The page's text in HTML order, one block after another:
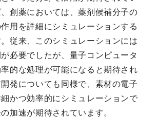
創薬においては、薬剤候補分子の
用を詳細にシミュレーションする
従来、このシミュレーションには
必要でしたが、量子コンピュータ
的な処理が可能になると期待され
発についても同様で、素材の電子
かつ効率的にシミュレーションで
加速が期待されています。